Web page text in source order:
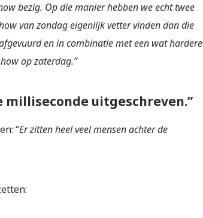
bezig. Op die manier hebben we echt twee
van zondag eigenlijk vetter vinden dan die
en in combinatie met een wat hardere
op zaterdag.”
milliseconde uitgeschreven.”
“Er zitten heel veel mensen achter de